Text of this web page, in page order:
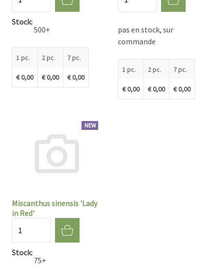
Stock
500+
1 pc.
€ 0,00
2 pc.
€ 0,00
7 pc.
€ 0,00
pas en stock, sur
commande
1 pc.
€ 0,00
2 pc.
€ 0,00
7 pc.
€ 0,00
NEW
Miscanthus sinensis 'Lady
in Red'
Stock
75+